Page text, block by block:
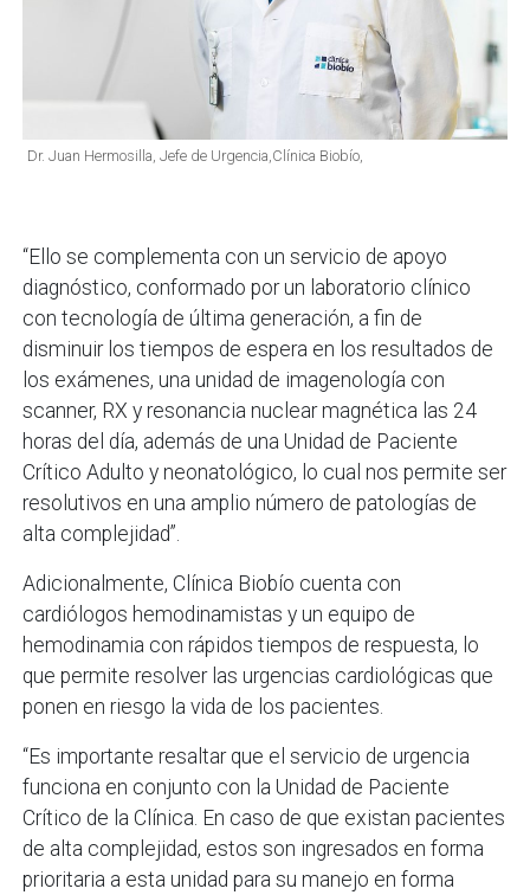
Dr. Juan Hermosilla, Jefe de Urgencia,Clínica Biobío,
“Ello se complementa con un servicio de apoyo
diagnóstico, conformado por un laboratorio clínico
con tecnología de última generación, a fin de
disminuir los tiempos de espera en los resultados de
los exámenes, una unidad de imagenología con
scanner, RX y resonancia nuclear magnética las 24
horas del día, además de una Unidad de Paciente
Crítico Adulto y neonatológico, lo cual nos permite ser
resolutivos en una amplio número de patologías de
alta complejidad”.
Adicionalmente, Clínica Biobío cuenta con
cardiólogos hemodinamistas y un equipo de
hemodinamia con rápidos tiempos de respuesta, lo
que permite resolver las urgencias cardiológicas que
ponen en riesgo la vida de los pacientes.
“Es importante resaltar que el servicio de urgencia
funciona en conjunto con la Unidad de Paciente
Crítico de la Clínica. En caso de que existan pacientes
de alta complejidad, estos son ingresados en forma
prioritaria a esta unidad para su manejo en forma